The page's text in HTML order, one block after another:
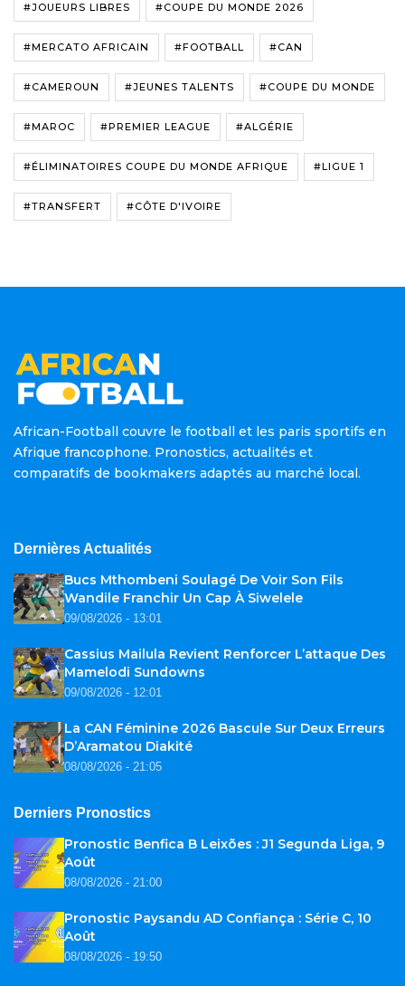
#JOUEURS LIBRES #COUPE DU MONDE 2026
#MERCATO AFRICAIN #FOOTBALL #CAN
#CAMEROUN #JEUNES TALENTS #COUPE DU MONDE
#MAROC #PREMIER LEAGUE #ALGÉRIE
#ÉLIMINATOIRES COUPE DU MONDE AFRIQUE #LIGUE 1
#TRANSFERT #CÔTE D'IVOIRE
African-Football couvre le football et les paris sportifs en
Afrique francophone. Pronostics, actualités et
comparatifs de bookmakers adaptés au marché local.
Dernières Actualités
Bucs Mthombeni Soulagé De Voir Son Fils
Wandile Franchir Un Cap À Siwelele
09/08/2026 - 13:01
Cassius Mailula Revient Renforcer L’attaque Des
Mamelodi Sundowns
09/08/2026 - 12:01
La CAN Féminine 2026 Bascule Sur Deux Erreurs
D’Aramatou Diakité
08/08/2026 - 21:05
Derniers Pronostics
Pronostic Benfica B Leixões : J1 Segunda Liga, 9
Août
08/08/2026 - 21:00
Pronostic Paysandu AD Confiança : Série C, 10
Août
08/08/2026 - 19:50